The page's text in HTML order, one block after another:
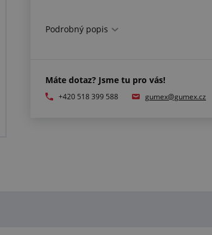
Podrobný popis
Máte dotaz? Jsme tu pro vás!
+420 518 399 588 gumex@gumex.cz